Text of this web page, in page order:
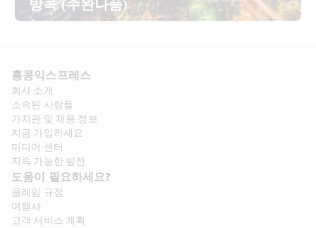
방콕 (수완나품)
홍콩익스프레스​
회사 소개​
소속된 사람들
가치관 및 채용 정보​
지금 가입하세요
미디어 센터
지속 가능한 발전
도움이 필요하세요?
클레임 규정
여행사
고객 서비스 계획